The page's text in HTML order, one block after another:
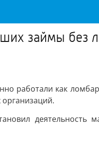
займы без
работали как
деятельность